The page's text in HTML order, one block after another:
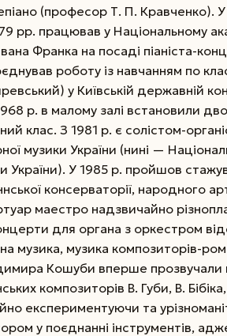
(професор Т. П. Кравченко). У
рр. працював у Національному
Франка на посаді піаніста-
роботу із навчанням по
у Київській державній
р. в малому залі встановили
клас. З 1981 р. є солістом-
музики України (нині —
України). У 1985 р. пройшов
консерваторії, народного
маестро надзвичайно
для органа з оркестром
музика, музика композиторів-
Кошуби вперше прозвучали
композиторів В. Губи, В.
експериментуючи та
у поєднанні інструментів,